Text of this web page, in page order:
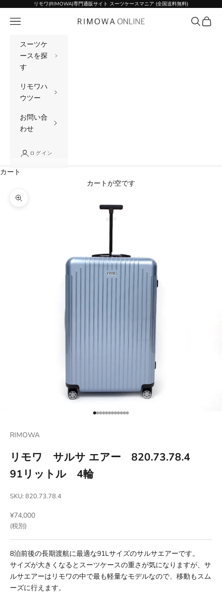
コンテンツへスキップリモワ(RIMOWA)専門通販サイト スーツケースマニア (全国送料無料)
リモワ(RIMOWA)専門通販サイト スーツケー
メニュー 検索カート
スーツケ
ースを探
す
リモワハ
ウツー
お問い合
わせ
ログイン
カート
カートが空です
ズームイン
項目に移動する 1
項目に移動する 2
項目に移動する 3
項目に移動する 4
項目に移動する 5
項目に移動する 6
項目に移動する 7
項目に移動する 8
項目に移動する 9
項目に移動する 10
項目に移動する 11
項目に移動する 12
RIMOWA
リモワ サルサ エアー 820.73.78.4
91リットル 4輪
SKU: 820.73.78.4
セール価格
¥74,000
(税別)
8泊前後の長期渡航に最適な91Lサイズのサルサエアーです。
サイズが大きくなるとスーツケースの重さが気になりますが、サ
ルサエアーはリモワの中で最も軽量なモデルなので、移動もスム
ーズに行えます。